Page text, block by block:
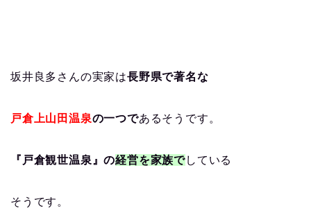
坂井良多さんの実家は長野県で著名な
戸倉上山田温泉の一つであるそうです。
『戸倉観世温泉』の経営を家族でしている
そうです。